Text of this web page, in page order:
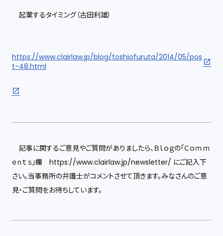
起業するタイミング（古田利雄）
https://www.clairlaw.jp/blog/toshiofuruta/2014/05/pos
t-48.html
記事に関するご意見やご質問がありましたら、Ｂｌｏｇの「Ｃｏｍｍ
ｅｎｔｓ」欄 https://www.clairlaw.jp/newsletter/ にご記入下
さい。当事務所の弁護士がコメントさせて頂きます。みなさんのご意
見・ご質問をお待ちしています。